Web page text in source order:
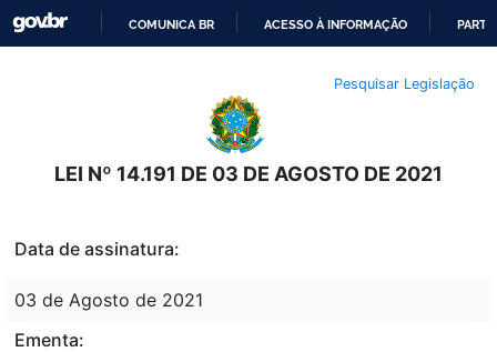
O
CONTEÚDO
COMUNICA BR ACESSO À INFORMAÇÃO
Pesquisar Legislação
LEI Nº 14.191 DE 03 DE AGOSTO DE 2021
Data de assinatura:
03 de Agosto de 2021
Ementa: